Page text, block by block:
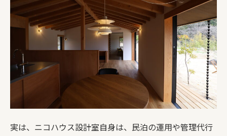
実は、ニコハウス設計室自身は、民泊の運用や管理代行